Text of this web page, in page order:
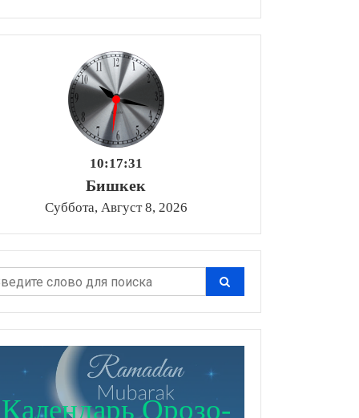
10:17:31
Бишкек
Суббота, Август 8, 2026
Календарь Орозо-